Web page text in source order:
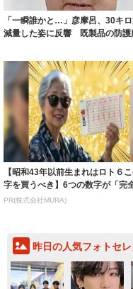
「一瞬誰かと…」彦摩呂、30キロ
減量した姿に反響 既製品の防護
【昭和43年以前生まれはロト６
字を買うべき】6つの数字が「完
致」する方...
PR(株式会社MURA)
昨日の人気フォトセ